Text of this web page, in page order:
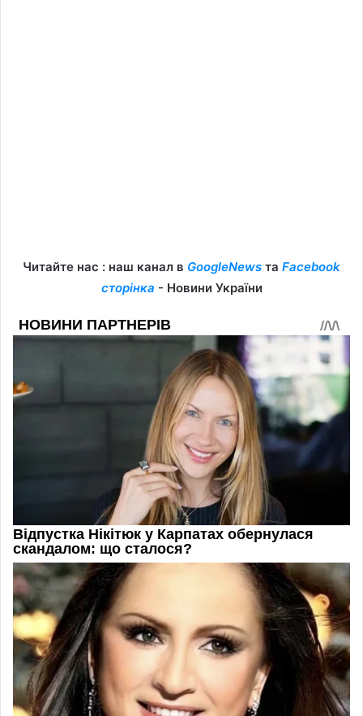
Читайте нас : наш канал в GoogleNews та Facebook
сторінка - Новини України